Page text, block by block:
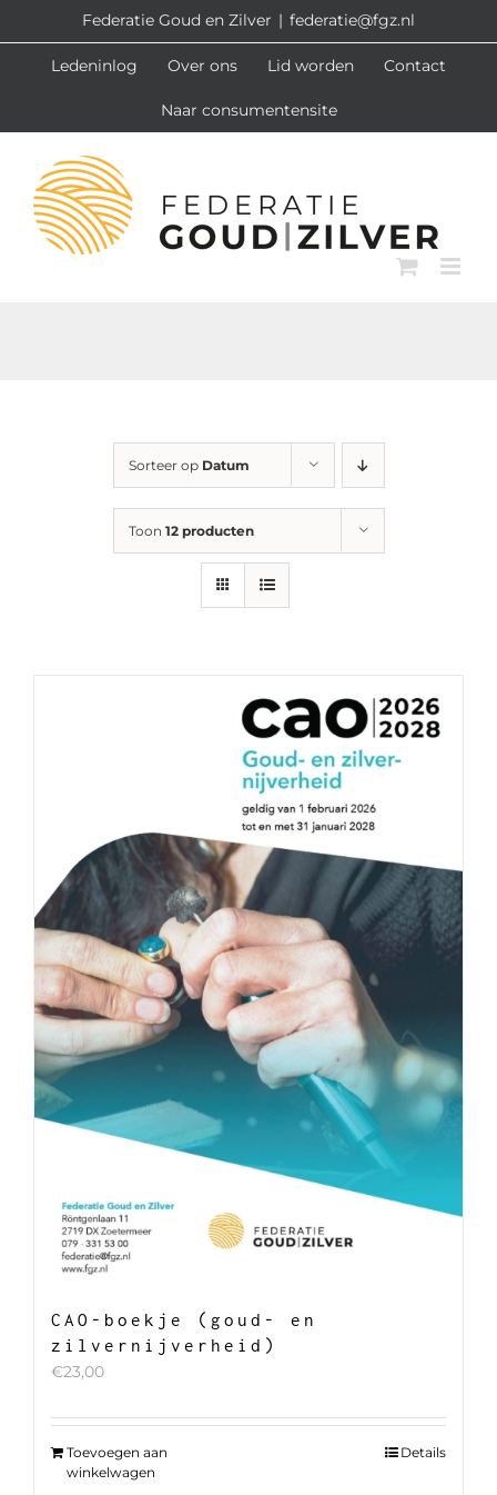
naar
inhoud
Federatie Goud en Zilver | federatie@fgz.nl
Ledeninlog Over ons Lid worden Contact
Naar consumentensite
Sorteer op Datum
Toon 12 producten
CAO-boekje (goud- en
zilvernijverheid)
€23,00
Toevoegen aan
winkelwagen
Details